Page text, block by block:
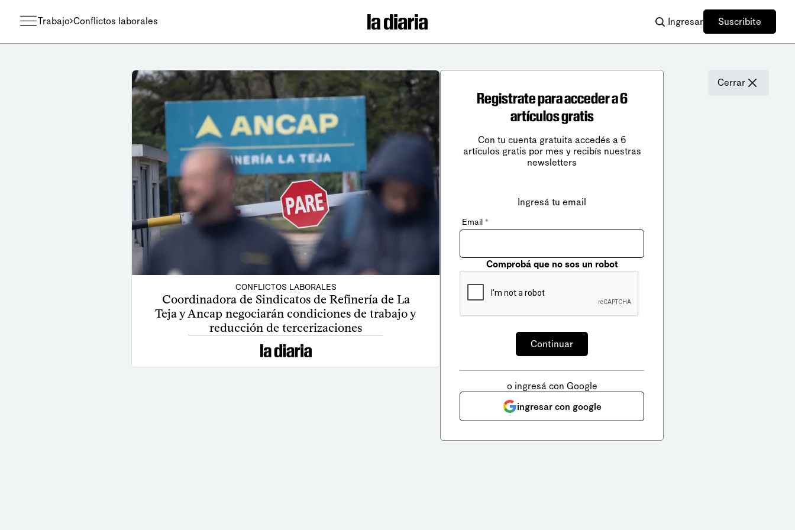
Trabajo Conflictos laborales Ingresar Suscribite
CONFLICTOS LABORALES
Coordinadora de Sindicatos de Refinería de La
Teja y Ancap negociarán condiciones de trabajo y
reducción de tercerizaciones
Cerrar
Registrate para acceder a 6
artículos gratis
Con tu cuenta gratuita accedés a 6
artículos gratis por mes y recibís nuestras
newsletters
Ingresá tu email
Email *
Comprobá que no sos un robot
o ingresá con Google
ingresar con google